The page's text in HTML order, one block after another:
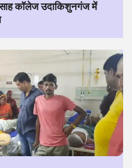
साह कॉलेज उदाकिशुनगंज में